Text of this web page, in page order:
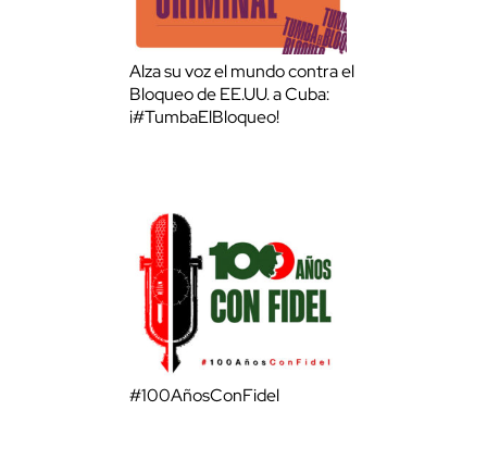
Alza su voz el mundo contra el
Bloqueo de EE.UU. a Cuba:
¡#TumbaElBloqueo!
#100AñosConFidel